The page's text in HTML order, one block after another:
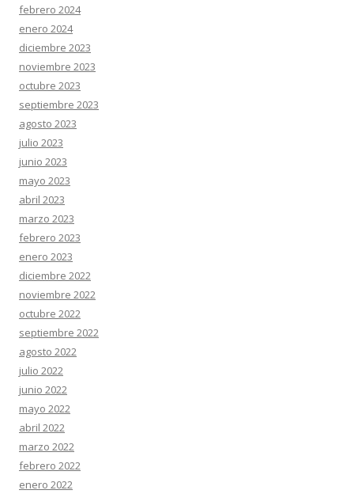
febrero 2024
enero 2024
diciembre 2023
noviembre 2023
octubre 2023
septiembre 2023
agosto 2023
julio 2023
junio 2023
mayo 2023
abril 2023
marzo 2023
febrero 2023
enero 2023
diciembre 2022
noviembre 2022
octubre 2022
septiembre 2022
agosto 2022
julio 2022
junio 2022
mayo 2022
abril 2022
marzo 2022
febrero 2022
enero 2022